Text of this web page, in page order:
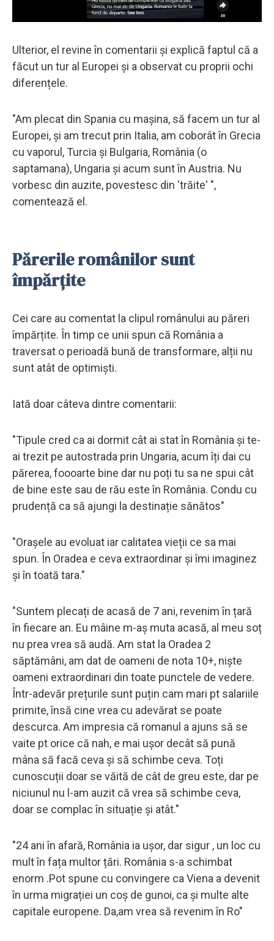
Ulterior, el revine în comentarii și explică faptul că a
făcut un tur al Europei și a observat cu proprii ochi
diferențele.
"Am plecat din Spania cu mașina, să facem un tur al
Europei, și am trecut prin Italia, am coborât în Grecia
cu vaporul, Turcia și Bulgaria, România (o
saptamana), Ungaria și acum sunt în Austria. Nu
vorbesc din auzite, povestesc din 'trăite' ",
comentează el.
Părerile românilor sunt
împărțite
Cei care au comentat la clipul românului au păreri
împărțite. În timp ce unii spun că România a
traversat o perioadă bună de transformare, alții nu
sunt atât de optimiști.
Iată doar câteva dintre comentarii:
"Tipule cred ca ai dormit cât ai stat în România și te-
ai trezit pe autostrada prin Ungaria, acum îți dai cu
părerea, foooarte bine dar nu poți tu sa ne spui cât
de bine este sau de rău este în România. Condu cu
prudență ca să ajungi la destinație sănătos"
"Orașele au evoluat iar calitatea vieții ce sa mai
spun. În Oradea e ceva extraordinar și îmi imaginez
și în toată tara."
"Suntem plecați de acasă de 7 ani, revenim în țară
în fiecare an. Eu mâine m-aș muta acasă, al meu soț
nu prea vrea să audă. Am stat la Oradea 2
săptămâni, am dat de oameni de nota 10+, niște
oameni extraordinari din toate punctele de vedere.
Într-adevăr prețurile sunt puțin cam mari pt salariile
primite, însă cine vrea cu adevărat se poate
descurca. Am impresia că romanul a ajuns să se
vaite pt orice că nah, e mai ușor decât să pună
mâna să facă ceva și să schimbe ceva. Toți
cunoscuții doar se văită de cât de greu este, dar pe
niciunul nu l-am auzit că vrea să schimbe ceva,
doar se complac în situație și atât."
"24 ani în afară, România ia ușor, dar sigur , un loc cu
mult în fața multor țări. România s-a schimbat
enorm .Pot spune cu convingere ca Viena a devenit
în urma migrației un coș de gunoi, ca și multe alte
capitale europene. Da,am vrea să revenim în Ro"